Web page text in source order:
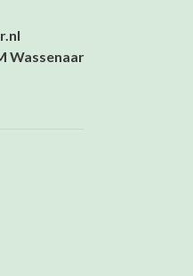
Wassenaar